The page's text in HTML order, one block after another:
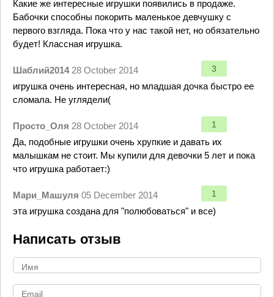
Какие же интересные игрушки появились в продаже.
Бабочки способны покорить маленькое девчушку с
первого взгляда. Пока что у нас такой нет, но обязательно
будет! Классная игрушка.
Шаблий2014 28 October 2014 3
игрушка очень интересная, но младшая дочка быстро ее
сломала. Не углядели(
Просто_Оля 28 October 2014 1
Да, подобные игрушки очень хрупкие и давать их
малышкам не стоит. Мы купили для девочки 5 лет и пока
что игрушка работает:)
Мари_Машуля 05 December 2014 1
эта игрушка создана для "полюбоваться" и все)
Написать отзыв